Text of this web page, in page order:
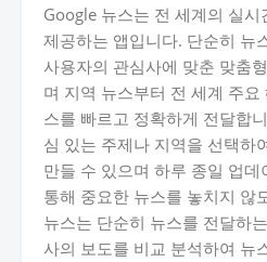
Google 뉴스는 전 세계의 실
제공하는 앱입니다. 단순히 뉴
사용자의 관심사에 맞춘 맞춤
며 지역 뉴스부터 전 세계 주
스를 빠르고 정확하게 전달합
심 있는 주제나 지역을 선택하
만들 수 있으며 하루 종일 업
통해 중요한 뉴스를 놓치지 않
뉴스는 단순히 뉴스를 전달하
사의 보도를 비교 분석하여 뉴